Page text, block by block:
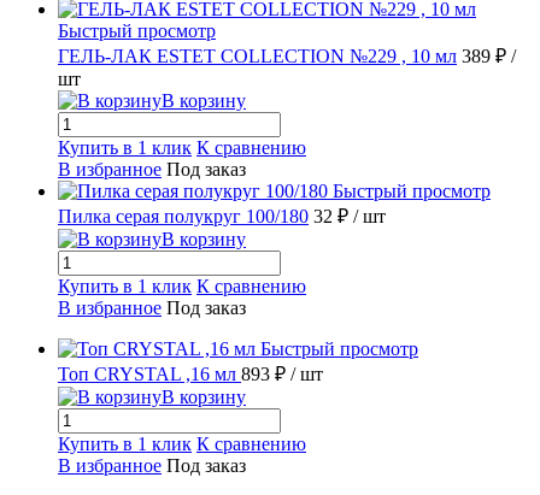
Быстрый просмотр
ГЕЛЬ-ЛАК ESTET COLLECTION №229 , 10 мл 389 ₽ /
шт
В корзину
Купить в 1 клик К сравнению
В избранное Под заказ
Быстрый просмотр
Пилка серая полукруг 100/180 32 ₽ / шт
В корзину
Купить в 1 клик К сравнению
В избранное Под заказ
Быстрый просмотр
Топ CRYSTAL ,16 мл 893 ₽ / шт
В корзину
Купить в 1 клик К сравнению
В избранное Под заказ